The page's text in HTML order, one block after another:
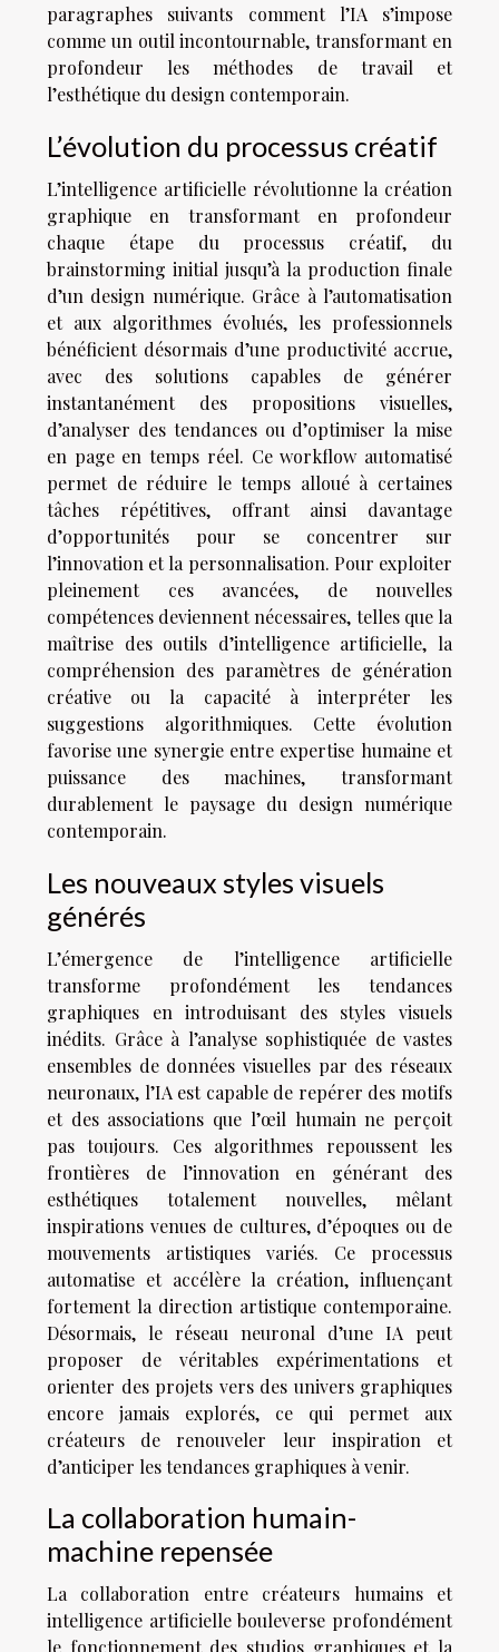
paragraphes suivants comment l’IA s’impose
comme un outil incontournable, transformant en
profondeur les méthodes de travail et
l’esthétique du design contemporain.
L’évolution du processus créatif
L’intelligence artificielle révolutionne la création
graphique en transformant en profondeur
chaque étape du processus créatif, du
brainstorming initial jusqu’à la production finale
d’un design numérique. Grâce à l’automatisation
et aux algorithmes évolués, les professionnels
bénéficient désormais d’une productivité accrue,
avec des solutions capables de générer
instantanément des propositions visuelles,
d’analyser des tendances ou d’optimiser la mise
en page en temps réel. Ce workflow automatisé
permet de réduire le temps alloué à certaines
tâches répétitives, offrant ainsi davantage
d’opportunités pour se concentrer sur
l’innovation et la personnalisation. Pour exploiter
pleinement ces avancées, de nouvelles
compétences deviennent nécessaires, telles que la
maîtrise des outils d’intelligence artificielle, la
compréhension des paramètres de génération
créative ou la capacité à interpréter les
suggestions algorithmiques. Cette évolution
favorise une synergie entre expertise humaine et
puissance des machines, transformant
durablement le paysage du design numérique
contemporain.
Les nouveaux styles visuels
générés
L’émergence de l’intelligence artificielle
transforme profondément les tendances
graphiques en introduisant des styles visuels
inédits. Grâce à l’analyse sophistiquée de vastes
ensembles de données visuelles par des réseaux
neuronaux, l’IA est capable de repérer des motifs
et des associations que l’œil humain ne perçoit
pas toujours. Ces algorithmes repoussent les
frontières de l’innovation en générant des
esthétiques totalement nouvelles, mêlant
inspirations venues de cultures, d’époques ou de
mouvements artistiques variés. Ce processus
automatise et accélère la création, influençant
fortement la direction artistique contemporaine.
Désormais, le réseau neuronal d’une IA peut
proposer de véritables expérimentations et
orienter des projets vers des univers graphiques
encore jamais explorés, ce qui permet aux
créateurs de renouveler leur inspiration et
d’anticiper les tendances graphiques à venir.
La collaboration humain-
machine repensée
La collaboration entre créateurs humains et
intelligence artificielle bouleverse profondément